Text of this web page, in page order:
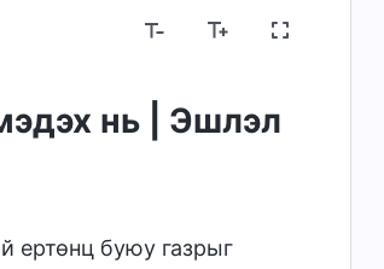
Шашны үзлийг илчлэх нь
нь | Эшлэл
ертөнц буюу газрыг